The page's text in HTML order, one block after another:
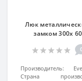
Люк
замком 300х
Производитель:
Страна